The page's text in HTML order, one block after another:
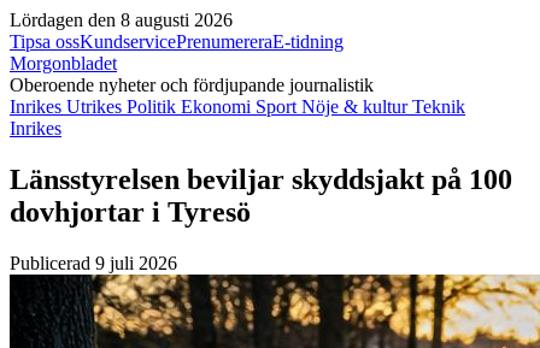
Lördagen den 8 augusti 2026
Tipsa ossKundservicePrenumereraE-tidning
Morgonbladet
Oberoende nyheter och fördjupande journalistik
Inrikes Utrikes Politik Ekonomi Sport Nöje & kulturTeknik
Inrikes
Länsstyrelsen beviljar skyddsjakt på 100
dovhjortar i Tyresö
Publicerad 9 juli 2026